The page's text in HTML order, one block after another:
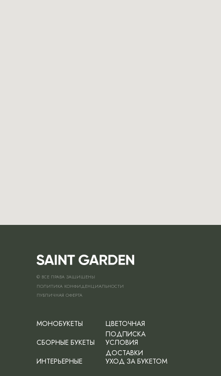
МОНОБУКЕТЫ
СБОРНЫЕ БУКЕТЫ
ИНТЕРЬЕРНЫЕ
ЦВЕТОЧНАЯ
ПОДПИСКА
УСЛОВИЯ
ДОСТАВКИ
УХОД ЗА БУКЕТОМ
© ВСЕ ПРАВА ЗАЩИЩЕНЫ
ПОЛИТИКА КОНФИДЕНЦИАЛЬНОСТИ
ПУБЛИЧНАЯ ОФЕРТА